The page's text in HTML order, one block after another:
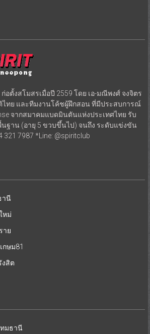
อตั้งสโมสรเมื่อปี 2559 โดย เอ-มณีพงศ์ จงจิตร
ทย และทีมงานโค้ชผู้ฝึกสอน ที่มีประสบการณ์
จากสมาคมแบดมินตันแห่งประเทศไทย รับ
ฐาน (อายุ 5 ขวบขึ้นไป) จนถึง ระดับแข่งขัน
7987 *Line: @spiritclub
านี
หม่
าย
กษม81
งสิต
มธานี